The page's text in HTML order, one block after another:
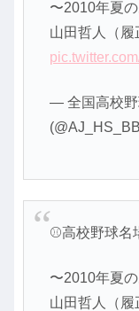
〜2010年夏
山田哲人（履
— 全国高校野
⚾️高校野球名
〜2010年夏
山田哲人（履